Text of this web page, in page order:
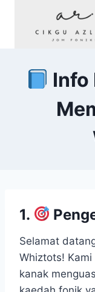
Info
1.
Selamat
Whiztots!
kanak